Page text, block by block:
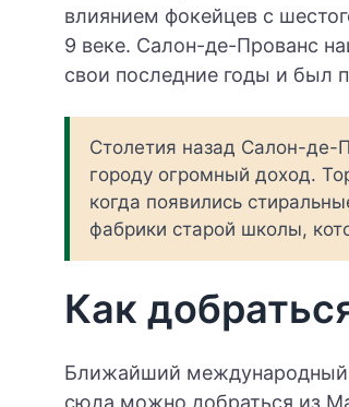
влиянием фокейцев с
9 веке. Салон-де-Прованс
свои последние годы и был
Столетия назад Салон-де-
городу огромный доход.
когда появились
фабрики старой школы,
Как
Ближайший международный